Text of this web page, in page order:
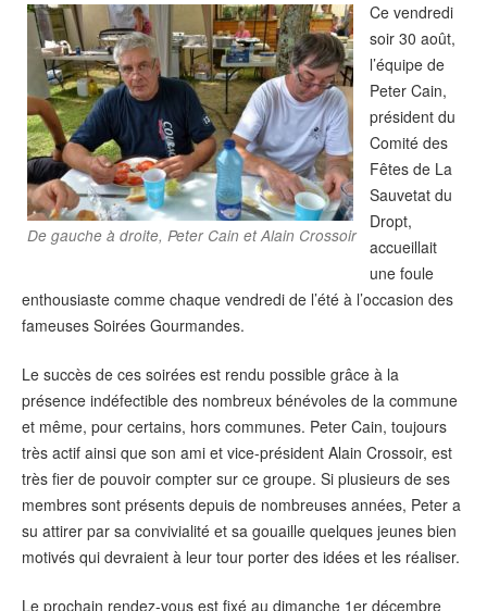
De gauche à droite, Peter Cain et Alain Crossoir
Ce vendredi
soir 30 août,
l’équipe de
Peter Cain,
président du
Comité des
Fêtes de La
Sauvetat du
Dropt,
accueillait
une foule
enthousiaste comme chaque vendredi de l’été à l’occasion des
fameuses Soirées Gourmandes.
Le succès de ces soirées est rendu possible grâce à la
présence indéfectible des nombreux bénévoles de la commune
et même, pour certains, hors communes. Peter Cain, toujours
très actif ainsi que son ami et vice-président Alain Crossoir, est
très fier de pouvoir compter sur ce groupe. Si plusieurs de ses
membres sont présents depuis de nombreuses années, Peter a
su attirer par sa convivialité et sa gouaille quelques jeunes bien
motivés qui devraient à leur tour porter des idées et les réaliser.
Le prochain rendez-vous est fixé au dimanche 1er décembre